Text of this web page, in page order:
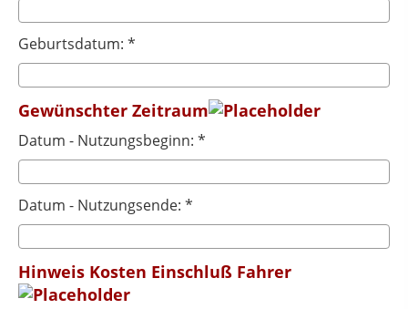
Geburtsdatum: *
Gewünschter Zeitraum
Datum - Nutzungsbeginn: *
Datum - Nutzungsende: *
Hinweis Kosten Einschluß Fahrer